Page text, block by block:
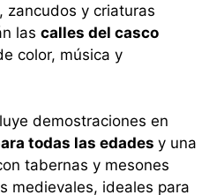
zancudos y criaturas
las calles del casco
color, música y
demostraciones en
todas las edades y una
tabernas y mesones
medievales, ideales para